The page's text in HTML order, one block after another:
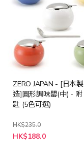
ZERO JAPAN - [日本製
造]圓形調味罌(中) - 附
匙 (5色可選)
HK$235.0
HK$188.0